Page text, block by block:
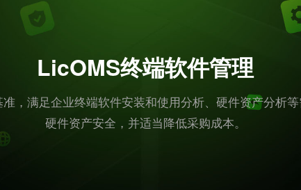
LicOMS终端软件管理
，满足企业终端软件安装和使用分析、硬件资产分析
硬件资产安全，并适当降低采购成本。